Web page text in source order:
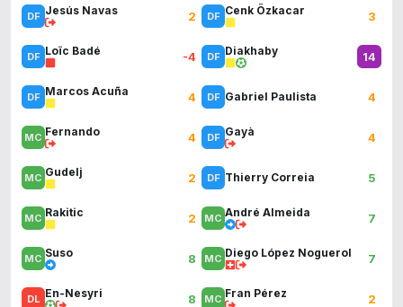
Jesús Navas 2
Loïc Badé -4
Marcos Acuña 4
Fernando 4
Gudelj 2
Rakitic 2
Suso 8
En-Nesyri 8
Cenk Özkacar 3
Diakhaby 14
Gabriel Paulista 4
Gayà 4
Thierry Correia 5
André Almeida 7
Diego López Noguerol 7
Fran Pérez 2